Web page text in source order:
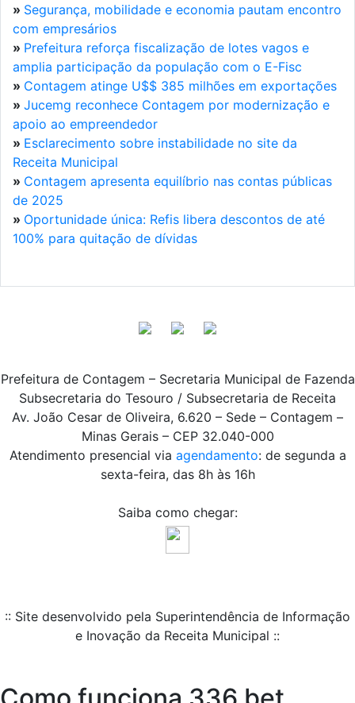
» Segurança, mobilidade e economia pautam encontro
com empresários
» Prefeitura reforça fiscalização de lotes vagos e
amplia participação da população com o E-Fisc
» Contagem atinge U$$ 385 milhões em exportações
» Jucemg reconhece Contagem por modernização e
apoio ao empreendedor
» Esclarecimento sobre instabilidade no site da
Receita Municipal
» Contagem apresenta equilíbrio nas contas públicas
de 2025
» Oportunidade única: Refis libera descontos de até
100% para quitação de dívidas
Prefeitura de Contagem – Secretaria Municipal de Fazenda
Subsecretaria do Tesouro / Subsecretaria de Receita
Av. João Cesar de Oliveira, 6.620 – Sede – Contagem –
Minas Gerais – CEP 32.040-000
Atendimento presencial via agendamento: de segunda a
sexta-feira, das 8h às 16h
Saiba como chegar:
:: Site desenvolvido pela Superintendência de Informação
e Inovação da Receita Municipal ::